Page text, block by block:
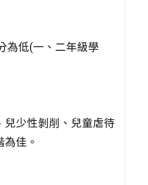
為低(一、二年級學
少性剝削、兒童虐待
佳。